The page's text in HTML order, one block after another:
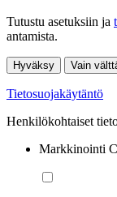
Tutustu asetuksiin ja
antamista.
Hyväksy Vain
Tietosuojakäytäntö
Henkilökohtaiset
Markkinointi